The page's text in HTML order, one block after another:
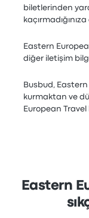
biletlerinden
Eastern
diğer iletişim
Busbud,
kurmaktan ve
European
Eastern